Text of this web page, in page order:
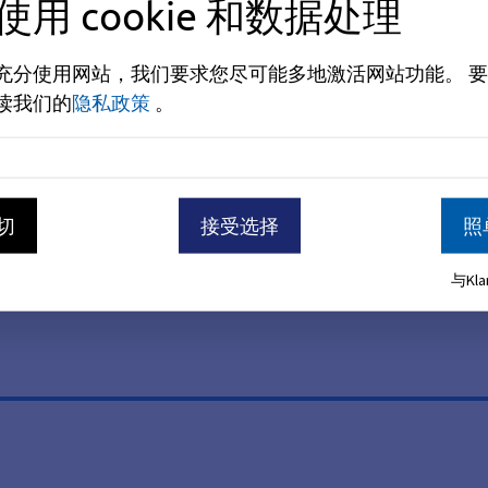
用 cookie 和数据处理
分使用网站，我们要求您尽可能多地激活网站功能。
我们的隐私政策 。
接受选择 照
与